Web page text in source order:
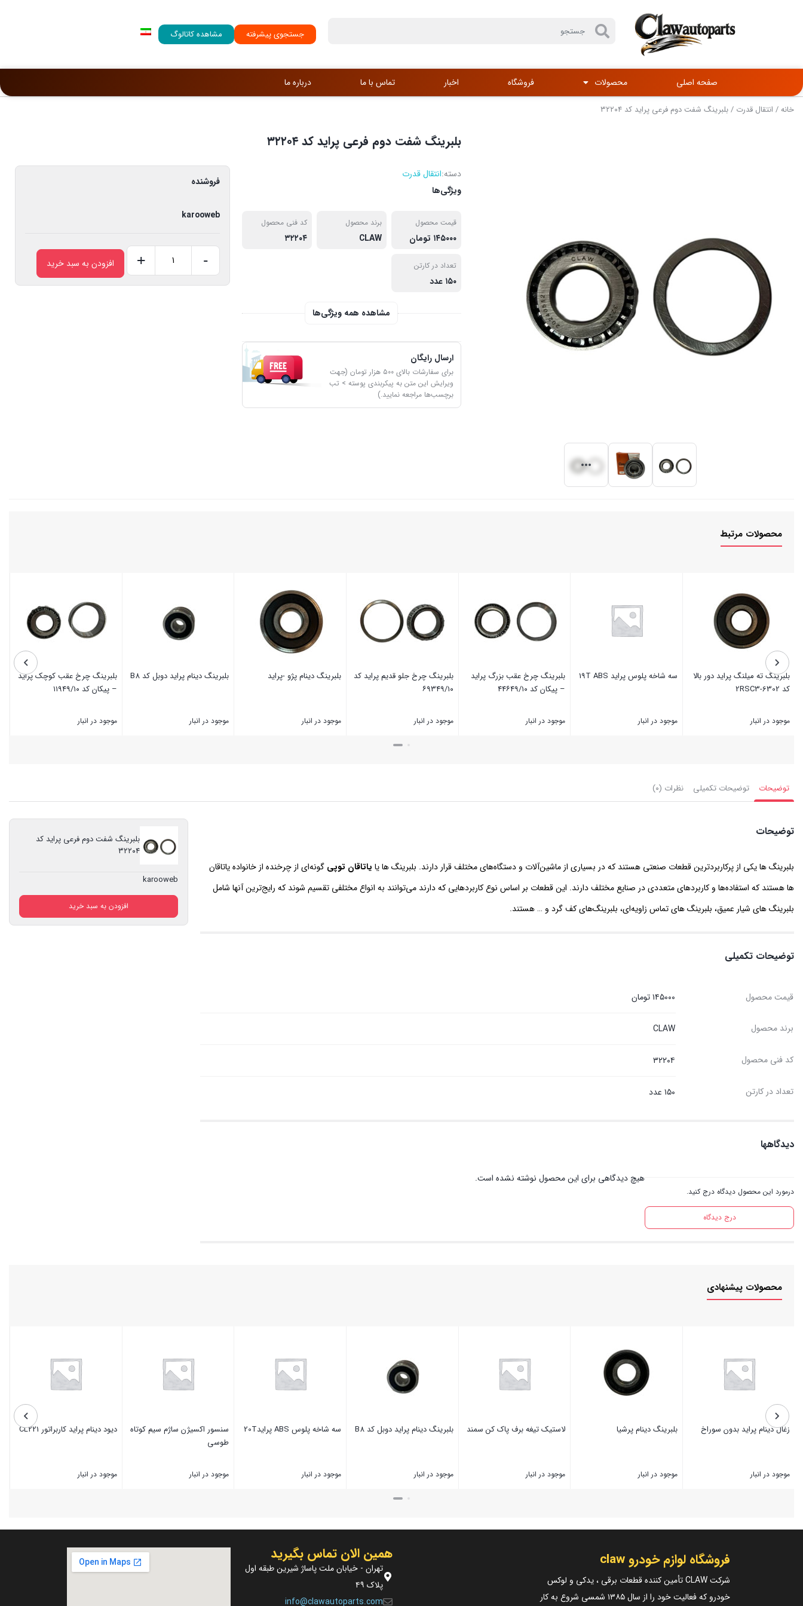
جستجوی پیشرفته مشاهده کاتالوگ
صفحه اصلی محصولات فروشگاه اخبار تماس با ما درباره ما
خانه/ انتقال قدرت / بلبرینگ شفت دوم فرعی پراید کد ۳۲۲۰۴
بلبرینگ شفت دوم فرعی پراید کد ۳۲۲۰۴
دسته:انتقال قدرت
ویژگی‌ها
قیمت محصول
۱۴۵۰۰۰ تومان
برند محصول
CLAW
کد فنی محصول
۳۲۲۰۴
تعداد در کارتن
۱۵۰ عدد
مشاهده همه ویژگی‌ها
ارسال رایگان
برای سفارشات بالای ۵۰۰ هزار تومان (جهت
ویرایش این متن به پیکربندی پوسته > تب
برچسب‌ها مراجعه نمایید.)
فروشنده
karooweb
-
+ افزودن به سبد خرید
محصولات مرتبط
بلبرینگ ته میلنگ پراید دور بالا
کد 6302-2RSC3
موجود در انبار
سه شاخه پلوس پراید 19T ABS
موجود در انبار
بلبرینگ چرخ عقب بزرگ پراید
– پیکان کد ۴۴۶۴۹/۱۰
موجود در انبار
بلبرینگ چرخ جلو قدیم پراید کد
۶۹۳۴۹/۱۰
موجود در انبار
بلبرینگ دینام پژو -پراید
موجود در انبار
بلبرینگ دینام پراید دوبل کد ‌‌B8
موجود در انبار
بلبرینگ چرخ عقب کوچک پراید
– پیکان کد ۱۱۹۴۹/۱۰
موجود در انبار
توضیحات توضیحات تکمیلی نظرات (۰)
توضیحات
بلبرینگ ها یکی از پرکاربردترین قطعات صنعتی هستند که در بسیاری از ماشین‌آلات و دستگاه‌های مختلف قرار دارند‌. بلبرینگ ها یا یاتاقان توپی گونه‌ای از چرخنده از خانواده یاتاقان
ها هستند که استفاده‌ها و کاربردهای متعددی در صنایع مختلف دارند. این قطعات بر اساس نوع کاربردهایی که دارند می‌توانند به انواع مختلفی تقسیم شوند که رایج‌ترین آنها شامل
بلبرینگ های شیار عمیق، بلبرینگ های تماس زاویه‌ای، بلبرینگ‌های کف گرد و … هستند.
توضیحات تکمیلی
قیمت محصول ۱۴۵۰۰۰ تومان
برند محصول CLAW
کد فنی محصول ۳۲۲۰۴
تعداد در کارتن ۱۵۰ عدد
دیدگاهها
درمورد این محصول دیدگاه درج کنید.
درج دیدگاه
هیچ دیدگاهی برای این محصول نوشته نشده است.
بلبرینگ شفت دوم فرعی پراید کد
۳۲۲۰۴
karooweb
افزودن به سبد خرید
محصولات پیشنهادی
زغال دینام پراید بدون سوراخ
موجود در انبار
بلبرینگ دینام پرشیا
موجود در انبار
لاستیک تیغه برف پاک کن سمند
موجود در انبار
بلبرینگ دینام پراید دوبل کد ‌‌B8
موجود در انبار
سه شاخه پلوس ABS پراید20T
موجود در انبار
سنسور اکسیژن ساژم سیم کوتاه
طوسی
موجود در انبار
دیود دینام پراید کاربراتور CL221
موجود در انبار
فروشگاه لوازم خودرو claw
شرکت CLAW تأمین کننده قطعات برقی ، یدکی و لوکس
خودرو که فعالیت خود را از سال ۱۳۸۵ شمسی شروع به کار
همین الان تماس بگیرید
تهران - خیابان ملت پاساژ شیرین طبقه اول
پلاک ۴۹
info@clawautoparts.com